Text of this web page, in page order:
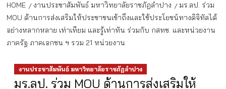
HOME งานประชาสัมพันธ์ มหาวิทยาลัยราชภัฏลำปาง
มร.ลป. ร่วม
MOU ด้านการส่งเสริมให้ประชาชนเข้าถึงและใช้ประโยชน์ทางดิจิทัลได้
อย่างหลากหลาย เท่าเทียม และรู้เท่าทัน ร่วมกับ กสทช. และหน่วยงาน
ภาครัฐ ภาคเอกชน ฯ รวม 21 หน่วยงาน
งานประชาสัมพันธ์ มหาวิทยาลัยราชภัฏลำปาง
มร.ลป. ร่วม MOU ด้านการส่งเสริมให้